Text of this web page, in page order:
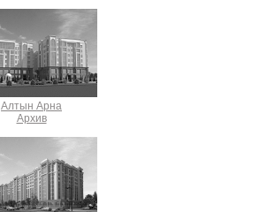
Алтын Арна
Архив